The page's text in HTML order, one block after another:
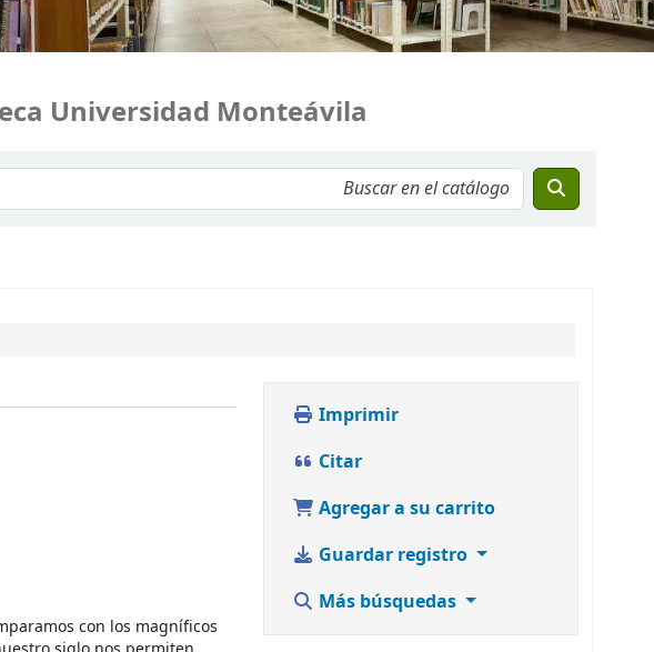
Universidad Monteávila
con los magníficos
Imprimir
Citar
Agregar a su carrito
Guardar registro
Más búsquedas